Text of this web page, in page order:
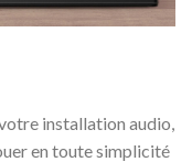
installation audio,
en toute simplicité